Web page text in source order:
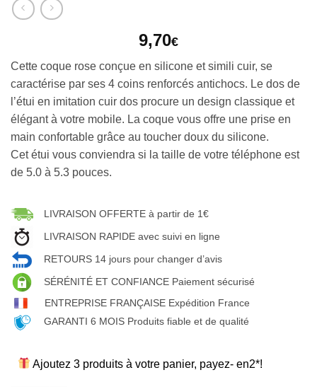
9,70€
Cette coque rose conçue en silicone et simili cuir, se
caractérise par ses 4 coins renforcés antichocs. Le dos de
l’étui en imitation cuir dos procure un design classique et
élégant à votre mobile. La coque vous offre une prise en
main confortable grâce au toucher doux du silicone.
Cet étui vous conviendra si la taille de votre téléphone est
de 5.0 à 5.3 pouces.
LIVRAISON OFFERTE à partir de 1€
LIVRAISON RAPIDE avec suivi en ligne
RETOURS 14 jours pour changer d’avis
SÉRÉNITÉ ET CONFIANCE Paiement sécurisé
ENTREPRISE FRANÇAISE Expédition France
GARANTI 6 MOIS Produits fiable et de qualité
Ajoutez 3 produits à votre panier, payez- en2*!